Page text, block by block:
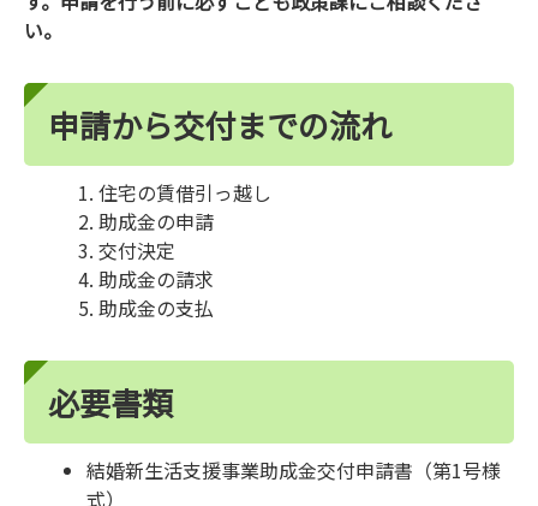
い。
申請から交付までの流れ
住宅の賃借引っ越し
助成金の申請
交付決定
助成金の請求
助成金の支払
必要書類
結婚新生活支援事業助成金交付申請書（第1号様
式）